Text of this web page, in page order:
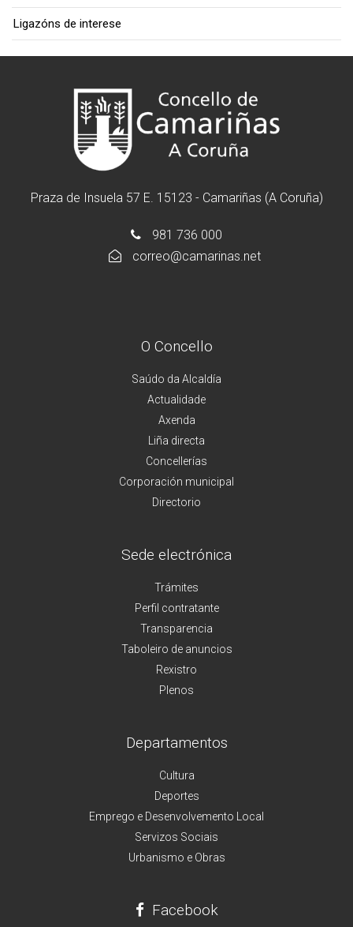
Ligazóns de interese
Praza de Insuela 57 E. 15123 - Camariñas (A Coruña)
981 736 000
correo@camarinas.net
O Concello
Saúdo da Alcaldía
Actualidade
Axenda
Liña directa
Concellerías
Corporación municipal
Directorio
Sede electrónica
Trámites
Perfil contratante
Transparencia
Taboleiro de anuncios
Rexistro
Plenos
Departamentos
Cultura
Deportes
Emprego e Desenvolvemento Local
Servizos Sociais
Urbanismo e Obras
Facebook